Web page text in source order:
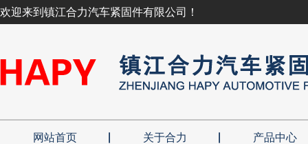
欢迎来到镇江合力汽车紧固件有限公司！
网站首页 关于合力 产品中心